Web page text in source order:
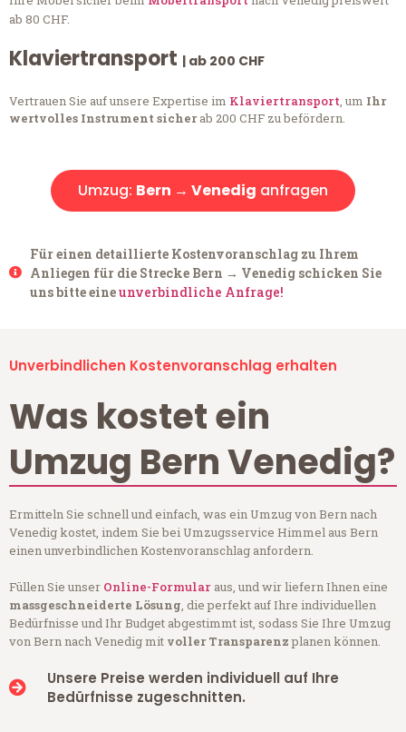
ab 80 CHF.
Klaviertransport | ab 200 CHF
Vertrauen Sie auf unsere Expertise im Klaviertransport, um Ihr
wertvolles Instrument sicherab 200 CHF zu befördern.
Umzug: Bern → Venedig anfragen
Für einen detaillierte Kostenvoranschlag zu Ihrem
Anliegen für die Strecke Bern → Venedig schicken Sie
uns bitte eineunverbindliche Anfrage!
Unverbindlichen Kostenvoranschlag erhalten
Was kostet ein
Umzug Bern Venedig?
Ermitteln Sie schnell und einfach, was ein Umzug von Bern nach
Venedig kostet, indem Sie bei Umzugsservice Himmel aus Bern
einen unverbindlichen Kostenvoranschlag anfordern.
Füllen Sie unser Online-Formular aus, und wir liefern Ihnen eine
massgeschneiderte Lösung, die perfekt auf Ihre individuellen
Bedürfnisse und Ihr Budget abgestimmt ist, sodass Sie Ihre Umzug
von Bern nach Venedig mit voller Transparenzplanen können.
Unsere Preise werden individuell auf Ihre
Bedürfnisse zugeschnitten.